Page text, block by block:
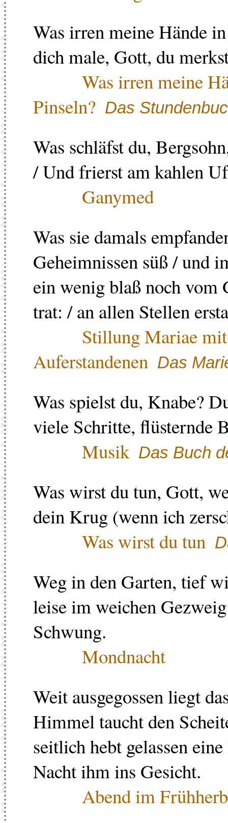
Was irren meine Hände
dich male, Gott, du
Was irren meine
Pinseln? Das
Was schläfst du,
/ Und frierst am kahlen
Ganymed
Was sie damals
Geheimnissen süß / und
ein wenig blaß noch vom
trat: / an allen Stellen
Stillung Mariae
Auferstandenen Das
Was spielst du, Knabe?
viele Schritte, flüsternde
Musik Das Buch
Was wirst du tun, Gott,
dein Krug (wenn ich
Was wirst du tun
Weg in den Garten, tief
leise im weichen
Schwung.
Mondnacht
Weit ausgegossen liegt
Himmel taucht den
seitlich hebt gelassen
Nacht ihm ins Gesicht.
Abend im